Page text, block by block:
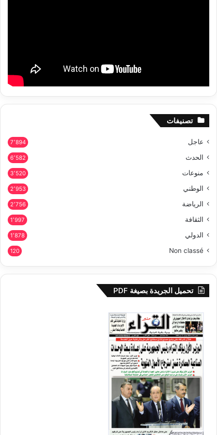
تصنيفات
عاجل 7٬894
الحدث 6٬582
منوعات 3٬520
الوطني 2٬953
الرياضة 2٬756
الثقافة 1٬997
الدولي 1٬878
Non classé
120
تحميل الجريدة بصيغة PDF